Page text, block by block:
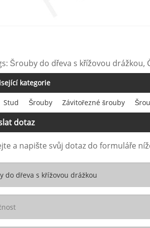
Šrouby do dřeva s křížovou
kategorie
Stud Šrouby Závitořezné šrouby
dotaz
a napište svůj dotaz do formuláře